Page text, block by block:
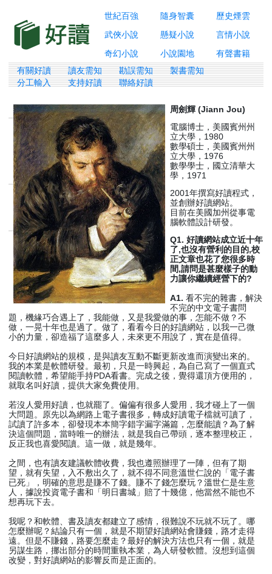
世紀百強 隨身智囊
歷史煙雲
武俠小說
懸疑小說
言情小說
奇幻小說
小說園地 有聲書籍
有關好讀 讀友需知 勘誤需知
製書需知
分工輸入
支持好讀 聯絡好讀
周劍輝 (Jiann Jou)
電腦博士，美國賓州州
立大學，1980
數學碩士，美國賓州州
立大學，1976
數學學士，國立清華大
學，1971
2001年撰寫好讀程式，
並創辦好讀網站。
目前在美國加州從事電
腦軟體設計研發。
Q1. 好讀網站成立近十年
了,也沒有營利的目的,校
正文章也花了您很多時
間,請問是甚麼樣子的動
力讓你繼續經營下的?
A1. 看不完的雜書，解決
不完的中文電子書問
題，機緣巧合遇上了，我能做，又是我愛做的事，怎能不做？不
做，一晃十年也是過了。做了，看看今日的好讀網站，以我一己微
小的力量，卻造福了這麼多人，未來更不用說了，實在是值得。
今日好讀網站的規模，是與讀友互動不斷更新改進而演變出來的。
我的本業是軟體研發。最初，只是一時興起，為自己寫了一個直式
閱讀軟體，希望能手持PDA看書。完成之後，覺得還頂方便用的，
就取名叫好讀，提供大家免費使用。
若沒人愛用好讀，也就罷了。偏偏有很多人愛用，我才碰上了一個
大問題。原先以為網路上電子書很多，轉成好讀電子檔就可讀了，
試讀了許多本，卻發現本本簡字錯字漏字滿篇，怎麼能讀？為了解
決這個問題，當時唯一的辦法，就是我自己帶頭，逐本整理校正，
反正我也喜愛閱讀。這一做，就是幾年。
之間，也有讀友建議軟體收費，我也遵照辦理了一陣，但有了期
望，就有失望，入不敷出久了，就不得不同意溫世仁說的「電子書
已死」，明確的意思是賺不了錢。賺不了錢怎麼玩？溫世仁是生意
人，據說投資電子書和「明日書城」賠了十幾億，他當然不能也不
想再玩下去。
我呢？和軟體、書及讀友都建立了感情，很難說不玩就不玩了。哪
怎麼辦呢？結論只有一個，就是不期望好讀網站會賺錢，路才走得
遠。但是不賺錢，路要怎麼走？最好的解決方法也只有一個，就是
另謀生路，挪出部分的時間重執本業，為人研發軟體。沒想到這個
改變，對好讀網站的影響反而是正面的。